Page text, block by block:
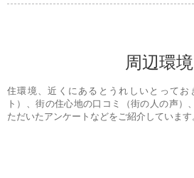
周辺環境
住環境、近くにあるとうれしいとってお
ト）、街の住心地の口コミ（街の人の声）
ただいたアンケートなどをご紹介しています